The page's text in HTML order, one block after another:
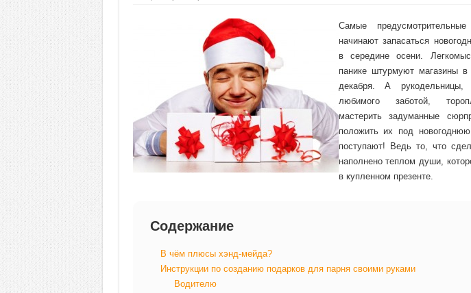
Самые
начинают запасаться
в середине осени.
панике штурмуют магазины
декабря. А рукодельницы,
любимого заботой,
мастерить задуманные
положить их под
поступают! Ведь то, что
наполнено теплом души,
в купленном презенте.
Содержание
В чём плюсы хэнд-мейда?
Инструкции по созданию подарков для парня своими руками
Водителю